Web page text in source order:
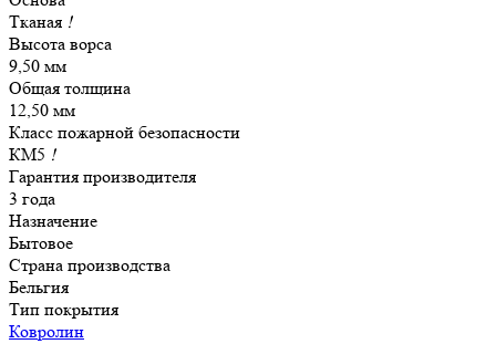
Тканая !
Высота ворса
9,50 мм
Общая толщина
12,50 мм
Класс пожарной безопасности
КМ5 !
Гарантия производителя
3 года
Назначение
Бытовое
Страна производства
Бельгия
Тип покрытия
Ковролин